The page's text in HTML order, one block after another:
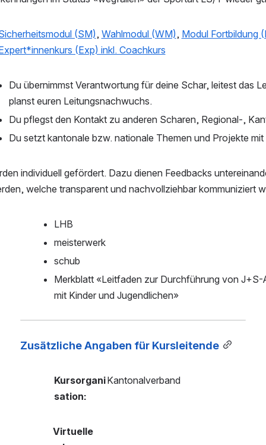
(SM), Wahlmodul (WM), Modul Fortbildung
(Exp) inkl. Coachkurs
Du übernimmst Verantwortung für deine Schar, leitest das
planst euren Leitungsnachwuchs.
Du pflegst den Kontakt zu anderen Scharen, Regional-,
Du setzt kantonale bzw. nationale Themen und Projekte
individuell gefördert. Dazu dienen Feedbacks
welche transparent und nachvollziehbar kommuniziert
LHB
meisterwerk
schub
Merkblatt «Leitfaden zur Durchführung von
mit Kinder und Jugendlichen»
Zusätzliche Angaben für Kursleitende
Kursorgani
sation:
Kantonalverband
Virtuelle